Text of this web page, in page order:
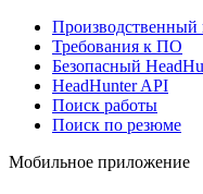
Производственный
Требования к ПО
Безопасный
HeadHunter API
Поиск работы
Поиск по резюме
Мобильное приложение